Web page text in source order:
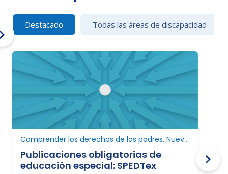
Destacado Todas las áreas de discapacidad
Comprender los derechos de los padres, Nuevo en educación especial
Publicaciones obligatorias de
educación especial: SPEDTex